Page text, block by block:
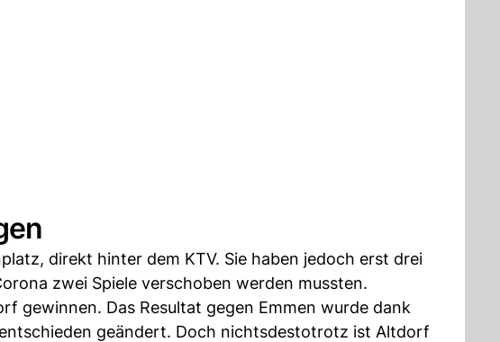
direkt hinter dem KTV. Sie haben jedoch erst drei
zwei Spiele verschoben werden mussten.
gewinnen. Das Resultat gegen Emmen wurde dank
geändert. Doch nichtsdestotrotz ist Altdorf